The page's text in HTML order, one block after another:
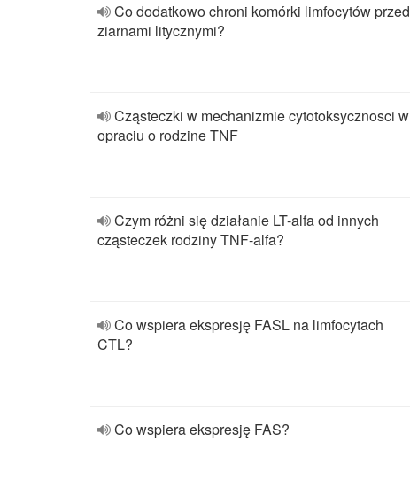
Co dodatkowo chroni komórki limfocytów przed
ziarnami litycznymi?
Cząsteczki w mechanizmie cytotoksycznosci w
opraciu o rodzine TNF
Czym różni się działanie LT-alfa od innych
cząsteczek rodziny TNF-alfa?
Co wspiera ekspresję FASL na limfocytach
CTL?
Co wspiera ekspresję FAS?